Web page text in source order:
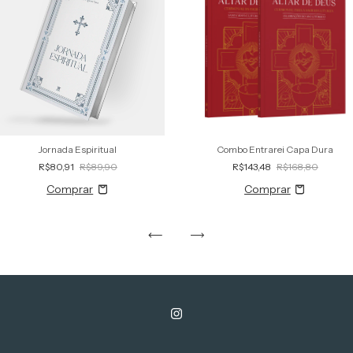
Jornada Espiritual
R$80,91 R$89,90
Combo Entrarei Capa Dura
R$143,48 R$168,80